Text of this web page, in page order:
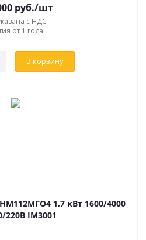
руб./шт
с НДС
от 1 года
В корзину
1,7 кВт 1600/4000
220В IM3001